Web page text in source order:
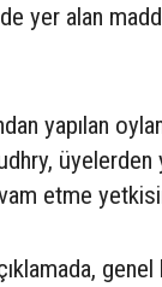
yer alan
yapılan
etme
genel